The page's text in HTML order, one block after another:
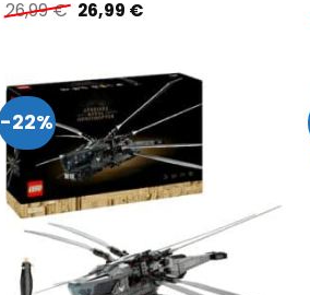
26,99€ Ursprünglicher
Preis
26,99 €Aktueller
-22%